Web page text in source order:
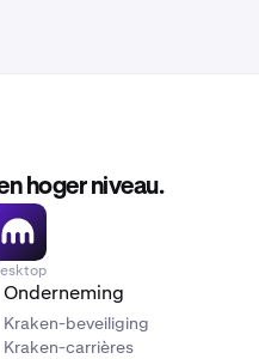
hoger niveau.
Onderneming
Kraken-beveiliging
Kraken-carrières